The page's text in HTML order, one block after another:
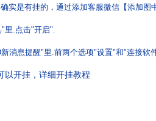
实是有挂的， 通过添加客服微信【添加图
里.点击"开启".
消息提醒"里.前两个选项"设置"和"连接软
以开挂 ， 详细开挂教程